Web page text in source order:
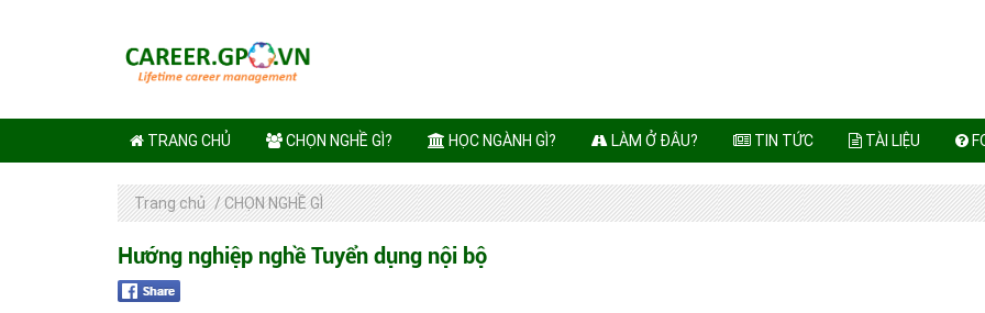
TRANG CHỦ CHỌN NGHỀ GÌ? HỌC NGÀNH GÌ? LÀM Ở ĐÂU? TIN TỨC TÀI LIỆU
Trang chủ / CHỌN NGHỀ GÌ
Hướng nghiệp nghề Tuyển dụng nội bộ